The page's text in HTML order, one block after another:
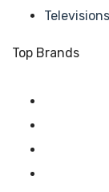
Televisions
Top Brands